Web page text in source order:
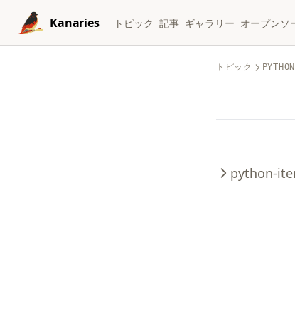
Skip to content
Kanaries
トピック 記事 ギャラリー オープンソ
トピック PYTHON
python-